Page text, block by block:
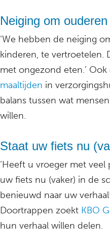
Neiging om
‘We hebben de neiging
kinderen, te vertroetelen.
met ongezond eten.’
maaltijden in
balans tussen wat
willen.
Staat uw fiets nu
‘Heeft u vroeger met veel
uw fiets nu (vaker) in de
benieuwd naar uw
Doortrappen zoekt KBO
hun verhaal willen delen.